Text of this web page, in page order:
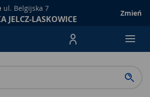
ul. Belgijska 7
JELCZ-LASKOWICE
Zmień
Menu Produktów,